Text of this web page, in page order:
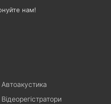
нам!
Автоакустика
Відеорегістратори